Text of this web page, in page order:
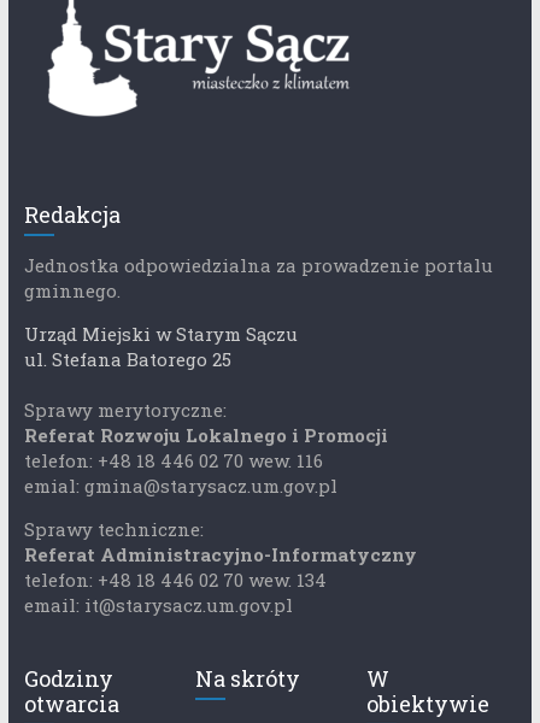
Redakcja
Jednostka odpowiedzialna za prowadzenie portalu
gminnego.
Urząd Miejski w Starym Sączu
ul. Stefana Batorego 25
Sprawy merytoryczne:
Referat Rozwoju Lokalnego i Promocji
telefon: +48 18 446 02 70 wew. 116
emial: gmina@starysacz.um.gov.pl
Sprawy techniczne:
Referat Administracyjno-Informatyczny
telefon: +48 18 446 02 70 wew. 134
email: it@starysacz.um.gov.pl
Godziny
otwarcia
Na skróty
W
obiektywie